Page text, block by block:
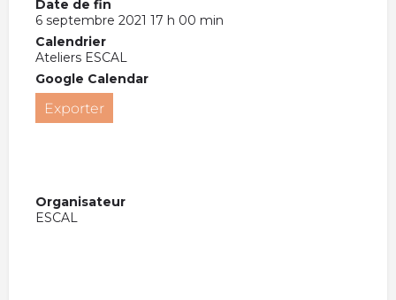
Date de fin
6 septembre 2021 17 h 00 min
Calendrier
Ateliers ESCAL
Google Calendar
Exporter
Organisateur
ESCAL